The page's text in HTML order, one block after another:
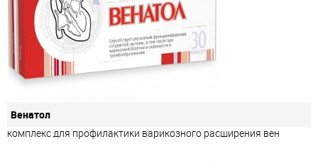
Венатол
комплекс для профилактики варикозного расширения вен